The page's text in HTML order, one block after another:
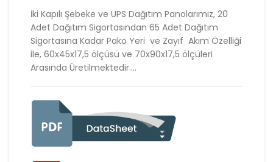
İki Kapılı Şebeke ve UPS Dağıtım Panolarımız, 20
Adet Dağıtım Sigortasından 65 Adet Dağıtım
Sigortasına Kadar Pako Yeri ve Zayıf Akım Özelliği
ile, 60x45x17,5 ölçüsü ve 70x90x17,5 ölçüleri
Arasında Üretilmektedir….